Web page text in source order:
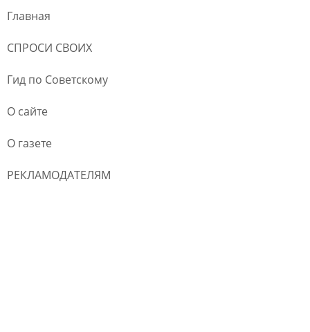
Главная
СПРОСИ СВОИХ
Гид по Советскому
О сайте
О газете
РЕКЛАМОДАТЕЛЯМ